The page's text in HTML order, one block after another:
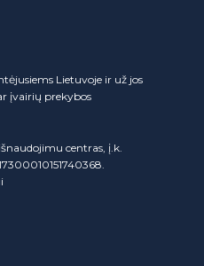
Lietuvoje ir už jos
įvairių prekybos
centras, į.k.